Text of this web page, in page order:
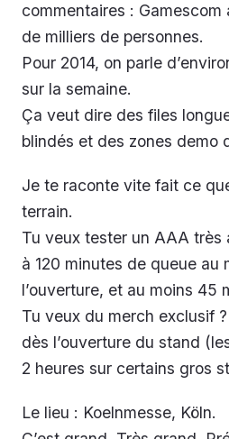
commentaires :
de milliers de personnes.
Pour 2014, on parle
sur la semaine.
Ça veut dire des files
blindés et des zones demo
Je te raconte vite fait ce
terrain.
Tu veux tester un AAA très
à 120 minutes de queue au
l’ouverture, et au moins 45
Tu veux du merch exclusif
dès l’ouverture du stand
2 heures sur certains gros
Le lieu : Koelnmesse, Köln.